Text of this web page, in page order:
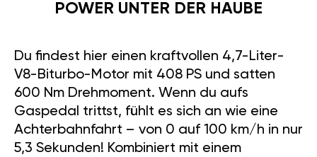
POWER UNTER DER HAUBE
Du findest hier einen kraftvollen 4,7-Liter-
V8-Biturbo-Motor mit 408 PS und satten
600 Nm Drehmoment. Wenn du aufs
Gaspedal trittst, fühlt es sich an wie eine
Achterbahnfahrt – von 0 auf 100 km/h in nur
5,3 Sekunden! Kombiniert mit einem